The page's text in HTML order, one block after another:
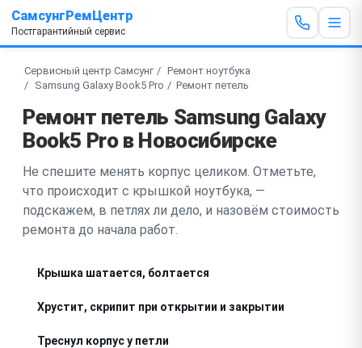
СамсунгРемЦентр
Постгарантийный сервис
Сервисный центр Самсунг
Ремонт ноутбука
Samsung Galaxy Book5 Pro
Ремонт петель
Ремонт петель Samsung Galaxy
Book5 Pro в Новосибирске
Не спешите менять корпус целиком. Отметьте,
что происходит с крышкой ноутбука, —
подскажем, в петлях ли дело, и назовём стоимость
ремонта до начала работ.
Крышка шатается, болтается
Хрустит, скрипит при открытии и закрытии
Треснул корпус у петли